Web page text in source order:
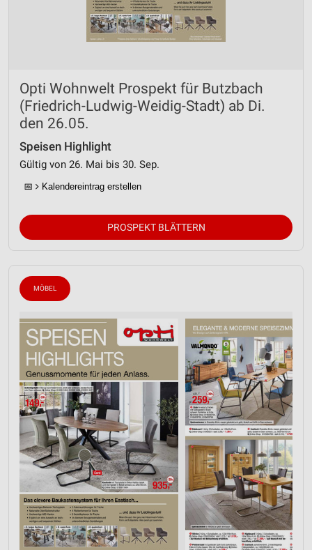
Opti Wohnwelt Prospekt für Butzbach
(Friedrich-Ludwig-Weidig-Stadt) ab Di.
den 26.05.
Speisen Highlight
Gültig von 26. Mai bis 30. Sep.
📅 Kalendereintrag erstellen
PROSPEKT BLÄTTERN
MÖBEL